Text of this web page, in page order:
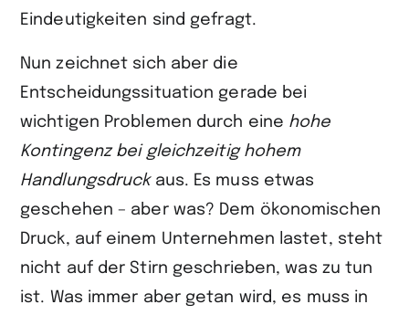
Eindeutigkeiten sind gefragt.
Nun zeichnet sich aber die
Entscheidungssituation gerade bei
wichtigen Problemen durch eine hohe
Kontingenz bei gleichzeitig hohem
Handlungsdruckaus. Es muss etwas
geschehen – aber was? Dem ökonomischen
Druck, auf einem Unternehmen lastet, steht
nicht auf der Stirn geschrieben, was zu tun
ist. Was immer aber getan wird, es muss in